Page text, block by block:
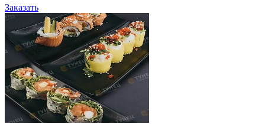
Заказать